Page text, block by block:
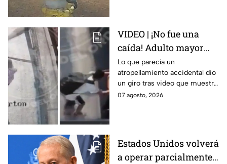
VIDEO | ¡No fue una
caída! Adulto mayor
muere atropellado por
tráiler; joven lo empujó
en Monterrey
Lo que parecía un
atropellamiento accidental dio
un giro tras video que muestra
cómo un joven empujó a
07 agosto, 2026
Estados Unidos volverá
a operar parcialmente